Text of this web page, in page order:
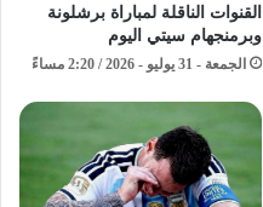
القنوات الناقلة لمباراة برشلونة
وبرمنجهام سيتي اليوم
الجمعة - 31 يوليو - 2026 / 2:20 مساءً